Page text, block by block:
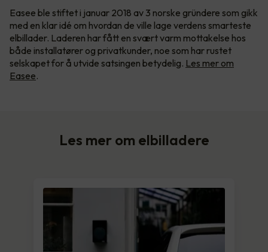
Easee ble stiftet i januar 2018 av 3 norske gründere som gikk
med en klar idé om hvordan de ville lage verdens smarteste
elbillader. Laderen har fått en svært varm mottakelse hos
både installatører og privatkunder, noe som har rustet
selskapet for å utvide satsingen betydelig. Les mer om
Easee.
Les mer om elbilladere